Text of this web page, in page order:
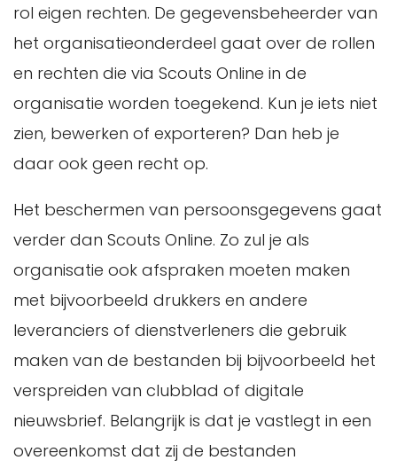
rol eigen rechten. De gegevensbeheerder van
het organisatieonderdeel gaat over de rollen
en rechten die via Scouts Online in de
organisatie worden toegekend. Kun je iets niet
zien, bewerken of exporteren? Dan heb je
daar ook geen recht op.
Het beschermen van persoonsgegevens gaat
verder dan Scouts Online. Zo zul je als
organisatie ook afspraken moeten maken
met bijvoorbeeld drukkers en andere
leveranciers of dienstverleners die gebruik
maken van de bestanden bij bijvoorbeeld het
verspreiden van clubblad of digitale
nieuwsbrief. Belangrijk is dat je vastlegt in een
overeenkomst dat zij de bestanden